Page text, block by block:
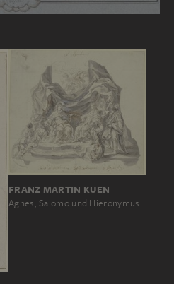
FRANZ MARTIN KUEN
Agnes, Salomo und Hieronymus